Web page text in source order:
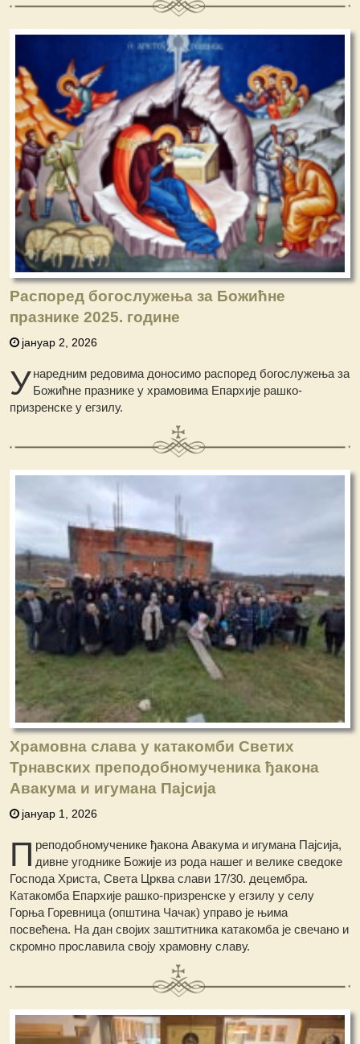
Распоред богослужења за Божићне
празнике 2025. године
јануар 2, 2026
Унаредним редовима доносимо распоред богослужења за
Божићне празнике у храмовима Епархије рашко-
призренске у егзилу.
Храмовна слава у катакомби Светих
Трнaвских преподобномученика ђакона
Авакума и игумана Пајсија
јануар 1, 2026
П реподобномученике ђакона Авакума и игумана Пајсија,
дивне угоднике Божије из рода нашег и велике сведоке
Господа Христа, Света Црква слави 17/30. децембра.
Катакомба Епархије рашко-призренске у егзилу у селу
Горња Горевница (општина Чачак) управо је њима
посвећена. На дан својих заштитника катакомба је свечано и
скромно прославила своју храмовну славу.